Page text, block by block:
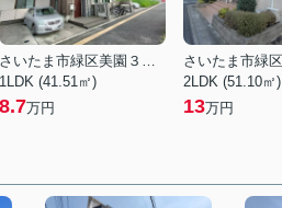
さいたま市緑区美園３丁目
1LDK (41.51㎡)
8.7万円
2LDK (51.10㎡)
13万円